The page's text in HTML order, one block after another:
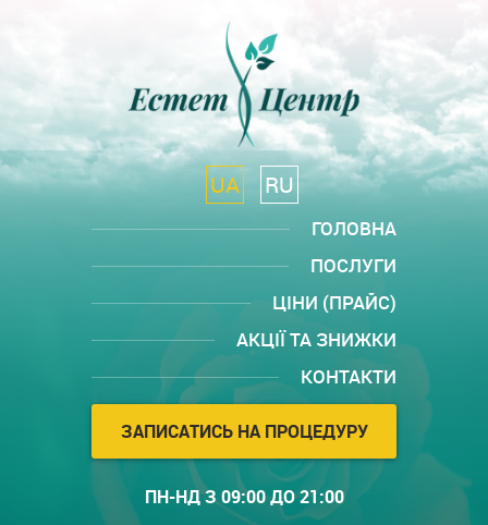
UA RU
ГОЛОВНА
ПОСЛУГИ
ЦІНИ (ПРАЙС)
АКЦІЇ ТА ЗНИЖКИ
КОНТАКТИ
ЗАПИСАТИСЬ НА ПРОЦЕДУРУ
ПН-НД З 09:00 ДО 21:00